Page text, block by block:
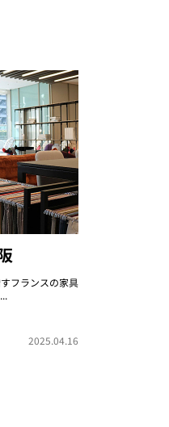
フランスの家具
2025.04.16